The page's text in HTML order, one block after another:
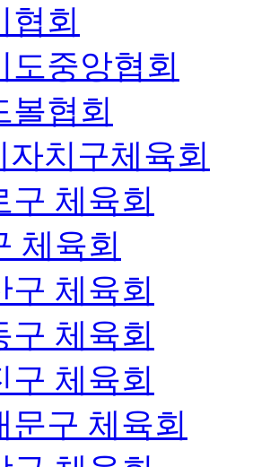
협회
도중앙협회
볼협회
치구체육회
구 체육회
체육회
구 체육회
구 체육회
구 체육회
문구 체육회